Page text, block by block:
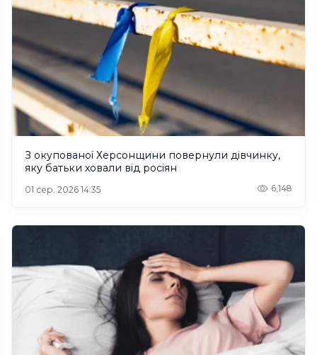
З окупованої Херсонщини повернули дівчинку,
яку батьки ховали від росіян
01 сер. 2026 14:35 6,148